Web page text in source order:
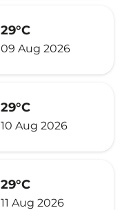
29°C
09 Aug 2026
29°C
10 Aug 2026
29°C
11 Aug 2026